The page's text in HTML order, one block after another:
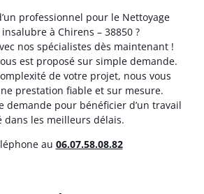
professionnel pour le Nettoyage
à Chirens – 38850 ?
nos spécialistes dès maintenant !
est proposé sur simple demande.
de votre projet, nous vous
prestation fiable et sur mesure.
demande pour bénéficier d’un travail
dans les meilleurs délais.
au 06.07.58.08.82